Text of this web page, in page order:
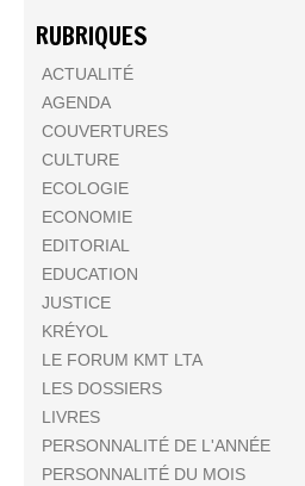
RUBRIQUES
ACTUALITÉ
AGENDA
COUVERTURES
CULTURE
ECOLOGIE
ECONOMIE
EDITORIAL
EDUCATION
JUSTICE
KRÉYOL
LE FORUM KMT LTA
LES DOSSIERS
LIVRES
PERSONNALITÉ DE L'ANNÉE
PERSONNALITÉ DU MOIS